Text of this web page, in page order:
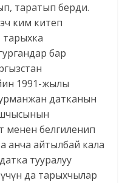
таратып берди.
ким китеп
тарыхка
бар
1991-жылы
датканын
менен белгиленип
анча айтылбай кала
тууралуу
да тарыхчылар